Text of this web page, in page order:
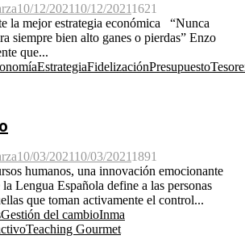
10/12/202110/12/20211621
la mejor estrategia económica “Nunca
siempre bien alto ganes o pierdas” Enzo
que...
EstrategiaFidelizaciónPresupuesto
10/03/202110/03/20211891
humanos, una innovación emocionante
Lengua Española define a las personas
que toman activamente el control...
Gestión del cambioInma
Teaching Gourmet